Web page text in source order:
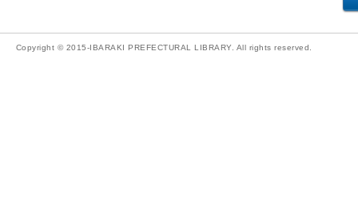
Copyright © 2015-IBARAKI PREFECTURAL LIBRARY. All rights reserved.